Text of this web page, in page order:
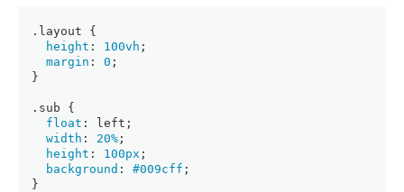
.layout {
height : 100vh ;
margin : 0 ;
}
.sub {
float : left;
width : 20% ;
height : 100px ;
background : #009cff ;
}